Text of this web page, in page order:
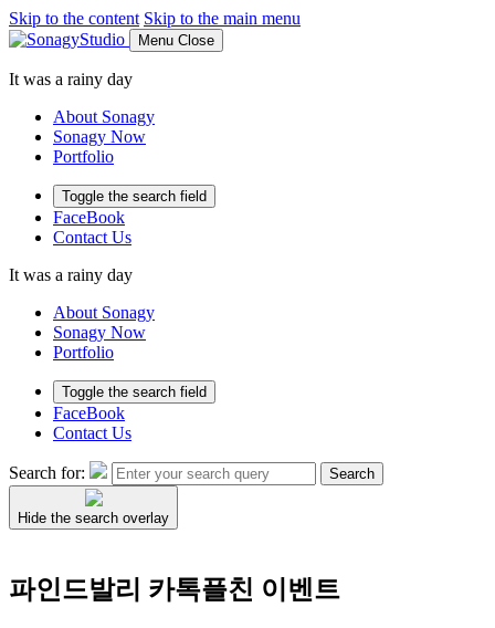
Skip to the content Skip to the main menu
Menu Close
It was a rainy day
About Sonagy
Sonagy Now
Portfolio
Toggle the search field
FaceBook
Contact Us
It was a rainy day
About Sonagy
Sonagy Now
Portfolio
Toggle the search field
FaceBook
Contact Us
Search for: Search
Hide the search overlay
파인드발리 카톡플친 이벤트